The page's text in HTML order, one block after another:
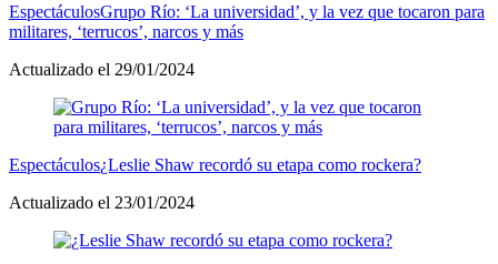
EspectáculosGrupo Río: ‘La universidad’, y la vez que tocaron para
militares, ‘terrucos’, narcos y más
Actualizado el 29/01/2024
Espectáculos¿Leslie Shaw recordó su etapa como rockera?
Actualizado el 23/01/2024